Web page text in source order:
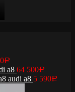
Р
a8 64 500Р
audi a8 5 590Р